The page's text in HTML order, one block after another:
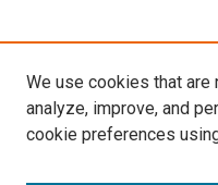
We use cookies that
analyze, improve, and
cookie preferences